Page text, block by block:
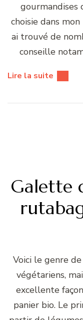
gourmandises
choisie dans
ai trouvé de
conseille
Lire la suite
Galette
Voici le genre
végétariens,
excellente
panier bio. Le